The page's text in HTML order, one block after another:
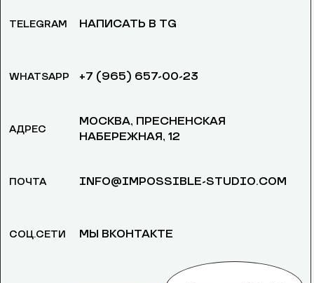
TELEGRAM
WHATSAPP
АДРЕС
ПОЧТА
СОЦ.СЕТИ
НАПИСАТЬ В TG
+7 (965) 657-00-23
МОСКВА, ​ПРЕСНЕНСКАЯ
НАБЕРЕЖНАЯ, 12
INFO@IMPOSSIBLE-STUDIO.COM
МЫ ВКОНТАКТЕ